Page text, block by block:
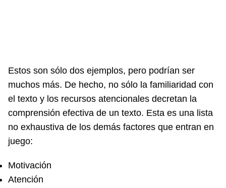
Estos son sólo dos ejemplos, pero podrían ser
muchos más. De hecho, no sólo la familiaridad con
el texto y los recursos atencionales decretan la
comprensión efectiva de un texto. Esta es una lista
no exhaustiva de los demás factores que entran en
juego:
Motivación
Atención